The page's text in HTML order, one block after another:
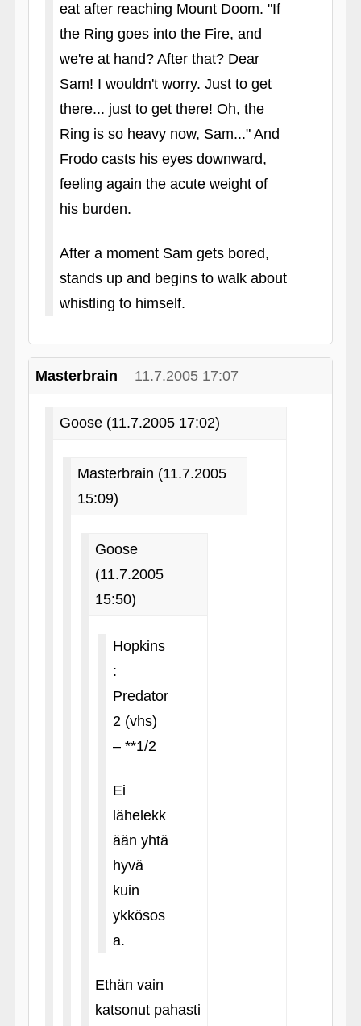
eat after reaching Mount Doom. "If
the Ring goes into the Fire, and
we're at hand? After that? Dear
Sam! I wouldn't worry. Just to get
there... just to get there! Oh, the
Ring is so heavy now, Sam..." And
Frodo casts his eyes downward,
feeling again the acute weight of
his burden.
After a moment Sam gets bored,
stands up and begins to walk about
whistling to himself.
Masterbrain 11.7.2005 17:07
Goose (11.7.2005 17:02)
Masterbrain (11.7.2005
15:09)
Goose
(11.7.2005
15:50)
Hopkins
:
Predator
2 (vhs)
– **1/2
Ei
lähelekk
ään yhtä
hyvä
kuin
ykkösos
a.
Ethän vain
katsonut pahasti